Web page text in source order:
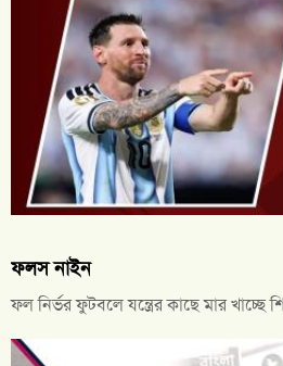
ফলস নাইন
ফল নির্ভর ফুটবলে যন্ত্রের কাছে মার